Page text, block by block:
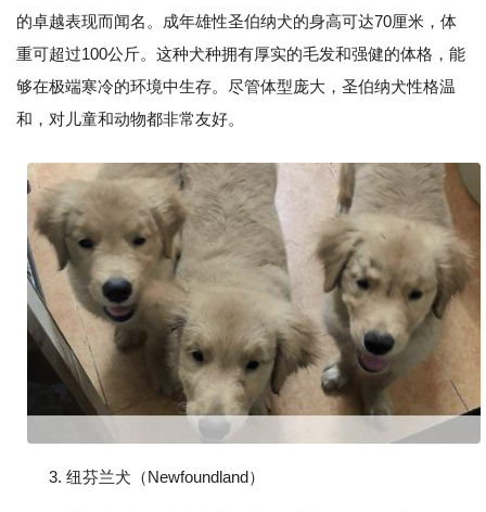
的卓越表现而闻名。成年雄性圣伯纳犬的身高可达70厘米，体
重可超过100公斤。这种犬种拥有厚实的毛发和强健的体格，能
够在极端寒冷的环境中生存。尽管体型庞大，圣伯纳犬性格温
和，对儿童和动物都非常友好。
3. 纽芬兰犬（Newfoundland）